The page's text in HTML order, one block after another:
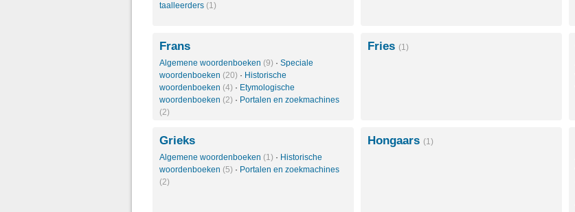
taalleerders (1)
Frans
Algemene woordenboeken (9) · Speciale
woordenboeken (20) · Historische
woordenboeken (4) · Etymologische
woordenboeken (2) · Portalen en zoekmachines
(2)
Fries (1)
Grieks
Algemene woordenboeken (1) · Historische
woordenboeken (5) · Portalen en zoekmachines
(2)
Hongaars (1)